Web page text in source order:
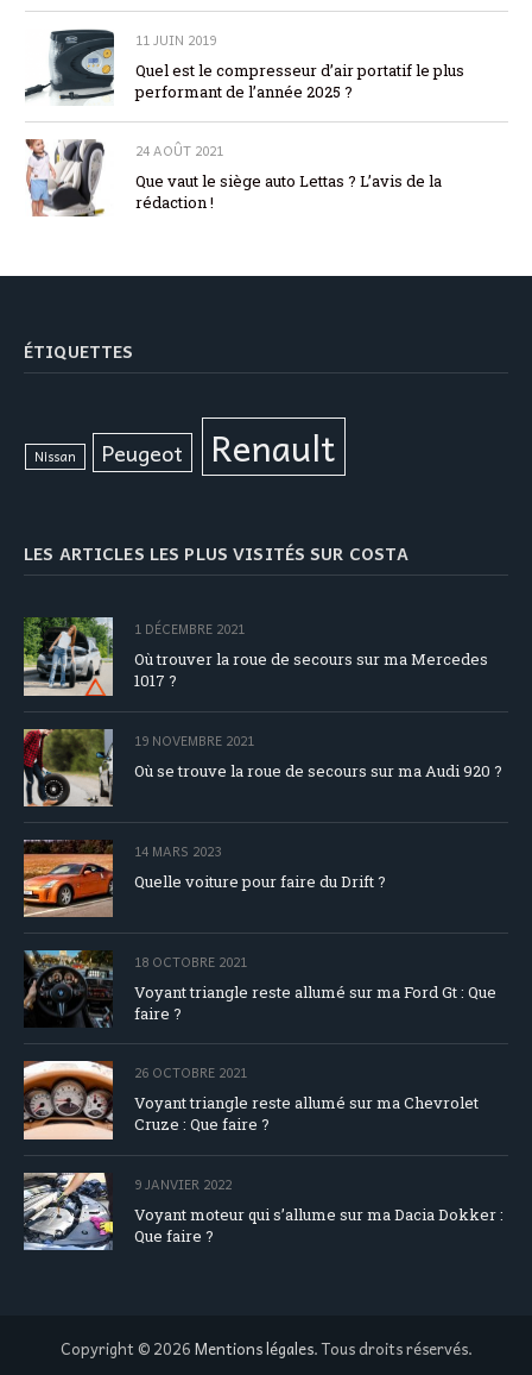
11 JUIN 2019
Quel est le compresseur d’air portatif le plus
performant de l’année 2025 ?
24 AOÛT 2021
Que vaut le siège auto Lettas ? L’avis de la
rédaction !
ÉTIQUETTES
Nissan Peugeot Renault
LES ARTICLES LES PLUS VISITÉS SUR COSTA
1 DÉCEMBRE 2021
Où trouver la roue de secours sur ma Mercedes
1017 ?
19 NOVEMBRE 2021
Où se trouve la roue de secours sur ma Audi 920 ?
14 MARS 2023
Quelle voiture pour faire du Drift ?
18 OCTOBRE 2021
Voyant triangle reste allumé sur ma Ford Gt : Que
faire ?
26 OCTOBRE 2021
Voyant triangle reste allumé sur ma Chevrolet
Cruze : Que faire ?
9 JANVIER 2022
Voyant moteur qui s’allume sur ma Dacia Dokker :
Que faire ?
Copyright © 2026Mentions légales. Tous droits réservés.